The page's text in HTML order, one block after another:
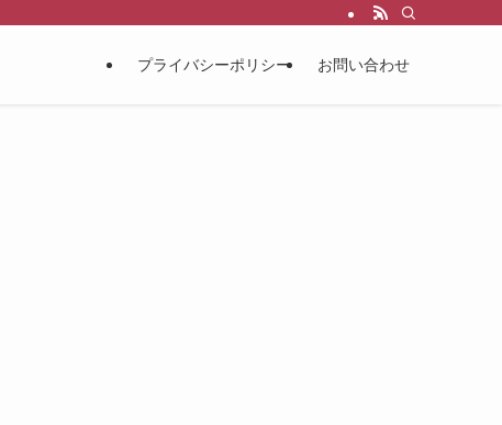
プライバシーポリシー お問い合わせ